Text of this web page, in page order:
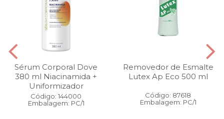
Sérum Corporal Dove
380 ml Niacinamida +
Uniformizador
Código: 144000
Embalagem: PC/1
Removedor de Esmalte
Lutex Ap Eco 500 ml
Código: 87618
Embalagem: PC/1